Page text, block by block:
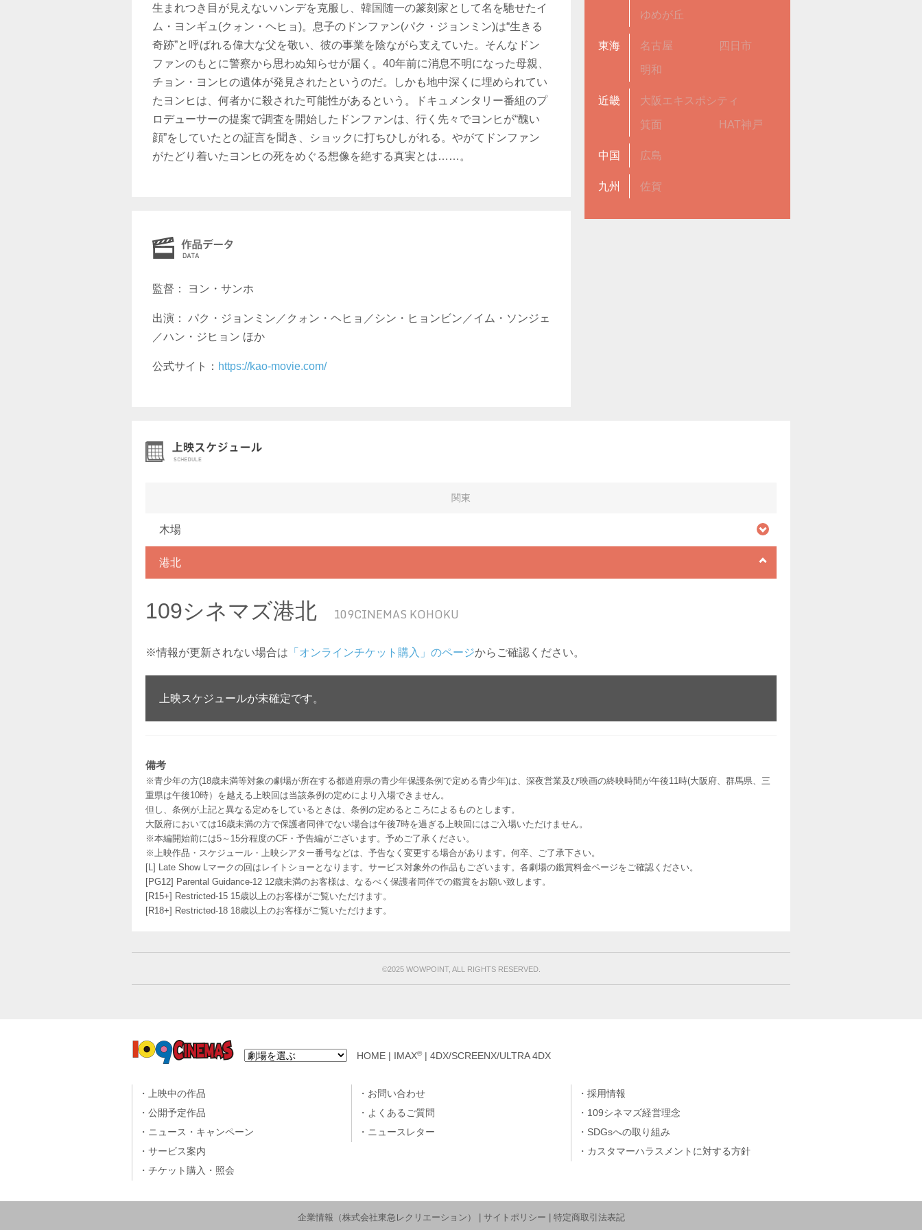
生まれつき目が見えないハンデを克服し、韓国随一の篆刻家として名を馳せたイ
ム・ヨンギュ(クォン・ヘヒョ)。息子のドンファン(パク・ジョンミン)は“生きる
奇跡”と呼ばれる偉大な父を敬い、彼の事業を陰ながら支えていた。そんなドン
ファンのもとに警察から思わぬ知らせが届く。40年前に消息不明になった母親、
チョン・ヨンヒの遺体が発見されたというのだ。しかも地中深くに埋められてい
たヨンヒは、何者かに殺された可能性があるという。ドキュメンタリー番組のプ
ロデューサーの提案で調査を開始したドンファンは、行く先々でヨンヒが“醜い
顔”をしていたとの証言を聞き、ショックに打ちひしがれる。やがてドンファン
がたどり着いたヨンヒの死をめぐる想像を絶する真実とは……。
監督： ヨン・サンホ
出演： パク・ジョンミン／クォン・ヘヒョ／シン・ヒョンビン／イム・ソンジェ
／ハン・ジヒョン ほか
公式サイト： https://kao-movie.com/
ゆめが丘
東海 名古屋 四日市
明和
近畿 大阪エキスポシティ
箕面 HAT神戸
中国 広島
九州 佐賀
関東
木場
港北
109シネマズ港北 109CINEMAS KOHOKU
※情報が更新されない場合は 「オンラインチケット購入」のページからご確認ください。
上映スケジュールが未確定です。
備考
※青少年の方(18歳未満等対象の劇場が所在する都道府県の青少年保護条例で定める青少年)は、深夜営業及び映画の終映時間が午後11時(大阪府、群馬県、三
重県は午後10時）を越える上映回は当該条例の定めにより入場できません。
但し、条例が上記と異なる定めをしているときは、条例の定めるところによるものとします。
大阪府においては16歳未満の方で保護者同伴でない場合は午後7時を過ぎる上映回にはご入場いただけません。
※本編開始前には5～15分程度のCF・予告編がございます。予めご了承ください。
※上映作品・スケジュール・上映シアター番号などは、予告なく変更する場合があります。何卒、ご了承下さい。
[L] Late Show Lマークの回はレイトショーとなります。サービス対象外の作品もございます。各劇場の鑑賞料金ページをご確認ください。
[PG12] Parental Guidance-12 12歳未満のお客様は、なるべく保護者同伴での鑑賞をお願い致します。
[R15+] Restricted-15 15歳以上のお客様がご覧いただけます。
[R18+] Restricted-18 18歳以上のお客様がご覧いただけます。
©︎2025 WOWPOINT, ALL RIGHTS RESERVED.
HOME IMAX®| 4DX/SCREENX/ULTRA 4DX
上映中の作品
公開予定作品
ニュース・キャンペーン
サービス案内
チケット購入・照会
お問い合わせ
よくあるご質問
ニュースレター
採用情報
109シネマズ経営理念
SDGsへの取り組み
カスタマーハラスメントに対する方針
企業情報（株式会社東急レクリエーション） サイトポリシー 特定商取引法表記